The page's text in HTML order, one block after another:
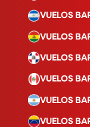
VUELOS
VUELOS
VUELOS
VUELOS
VUELOS
VUELOS